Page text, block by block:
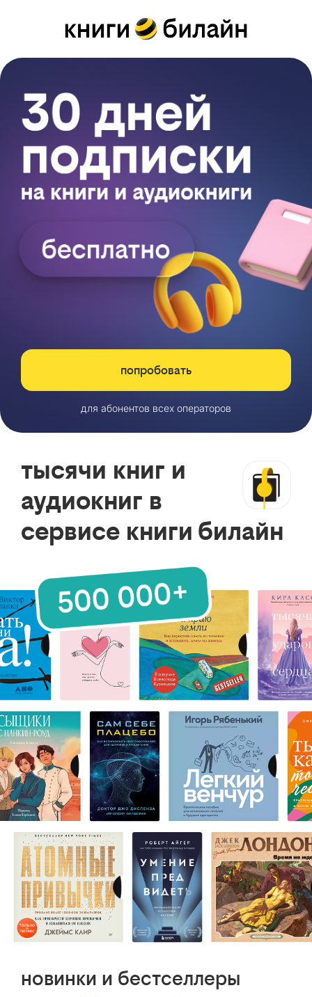
попробовать
для абонентов всех операторов
тысячи книг и
аудиокниг в
сервисе книги билайн
новинки и бестселлеры